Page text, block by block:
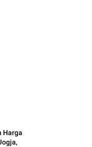
Harga